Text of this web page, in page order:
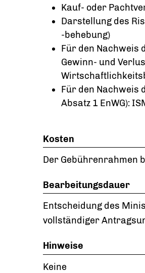
Kauf- oder
Darstellung des
-behebung)
Für den Nachweis
Gewinn- und
Für den Nachweis
Absatz 1 EnWG):
Kosten
Der Gebührenrahmen
Bearbeitungsdauer
Entscheidung des
vollständiger
Hinweise
Keine